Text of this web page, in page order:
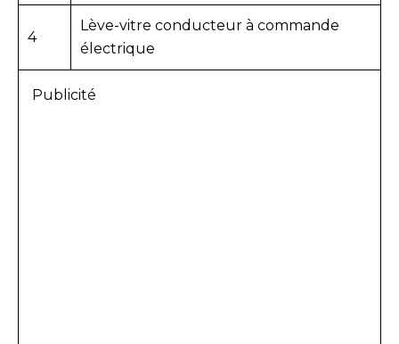
4
Lève-vitre conducteur à commande
électrique
Publicité